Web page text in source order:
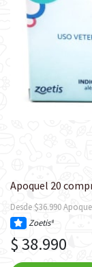
Apoquel 20
Desde $36.990
Zoetis®
$ 38.990